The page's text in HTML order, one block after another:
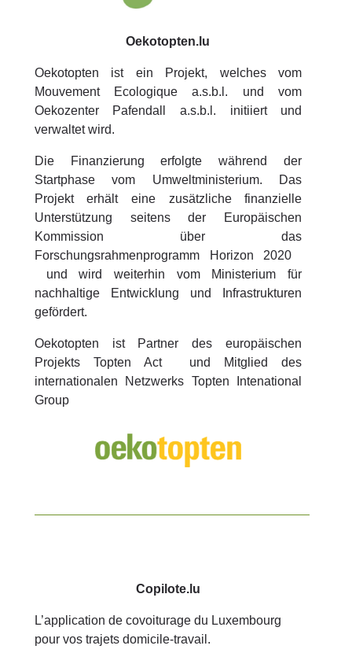
Oekotopten.lu
Oekotopten ist ein Projekt, welches vom
Mouvement Ecologique a.s.b.l. und vom
Oekozenter Pafendall a.s.b.l. initiiert und
verwaltet wird.
Die Finanzierung erfolgte während der
Startphase vom Umweltministerium. Das
Projekt erhält eine zusätzliche finanzielle
Unterstützung seitens der Europäischen
Kommission über das
Forschungsrahmenprogramm Horizon 2020
und wird weiterhin vom Ministerium für
nachhaltige Entwicklung und Infrastrukturen
gefördert.
Oekotopten ist Partner des europäischen
Projekts Topten Act
und Mitglied des
internationalen Netzwerks Topten Intenational
Group
Copilote.lu
L’application de covoiturage du Luxembourg
pour vos trajets domicile-travail.